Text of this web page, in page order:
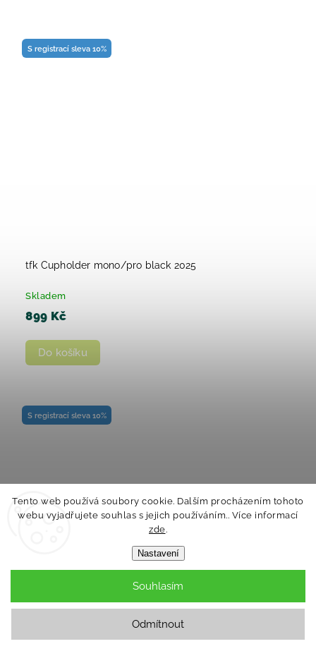
Tento web používá soubory cookie. Dalším procházením tohoto
webu vyjadřujete souhlas s jejich používáním.. Více informací
zde.
Nastavení
Odmítnout
Souhlasím
S registrací sleva 10%
tfk Cupholder mono/pro black 2025
Skladem
899 Kč
Do košíku
S registrací sleva 10%